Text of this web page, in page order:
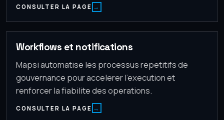
CONSULTER LA PAGE
Workflows et notifications
Mapsi automatise les processus repetitifs de
gouvernance pour accelerer l'execution et
renforcer la fiabilite des operations.
CONSULTER LA PAGE